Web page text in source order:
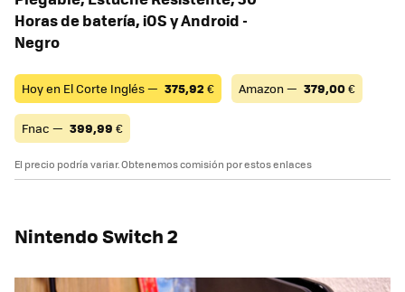
Horas de batería, iOS y Android -
Negro
Hoy en El Corte Inglés — 375,92 € Amazon — 379,00€
Fnac — 399,99 €
El precio podría variar. Obtenemos comisión por estos enlaces
Nintendo Switch 2